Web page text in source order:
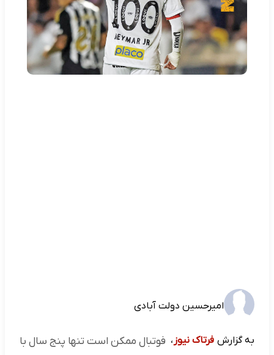
امیرحسین دولت آبادی
به گزارش فرتاک نیوز ، فوتبال ممکن است تنها پنج سال با